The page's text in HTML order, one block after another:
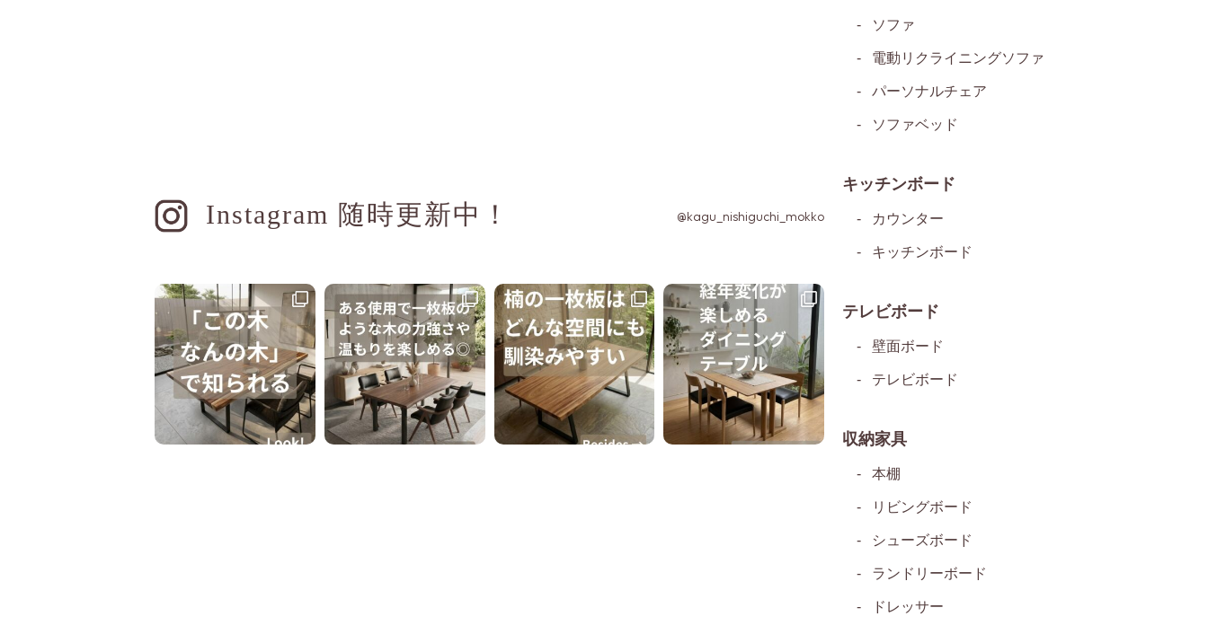
Instagram 随時更新中！ @kagu_nishiguchi_mokko
ソファ
電動リクライニングソファ
パーソナルチェア
ソファベッド
キッチンボード
カウンター
キッチンボード
テレビボード
壁面ボード
テレビボード
収納家具
本棚
リビングボード
シューズボード
ランドリーボード
ドレッサー